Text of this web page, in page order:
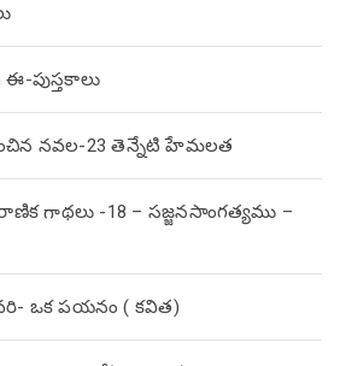
ఈ-పుస్తకాలు
నవల-23 తెన్నేటి హేమలత
గాథలు -18 – సజ్జనసాంగత్యము –
ఒక పయనం ( కవిత)